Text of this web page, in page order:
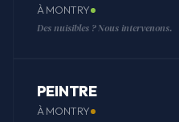
À MONTRY
Des nuisibles ? Nous intervenons.
PEINTRE
À MONTRY